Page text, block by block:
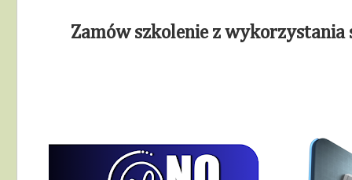
Zamów szkolenie z wykorzystania